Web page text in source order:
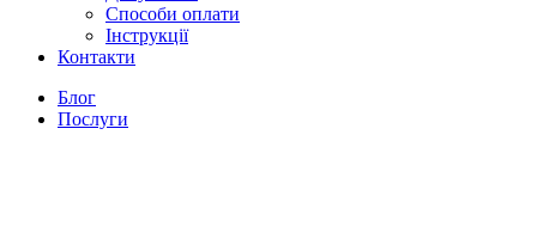
Способи оплати
Інструкції
Контакти
Блог
Послуги